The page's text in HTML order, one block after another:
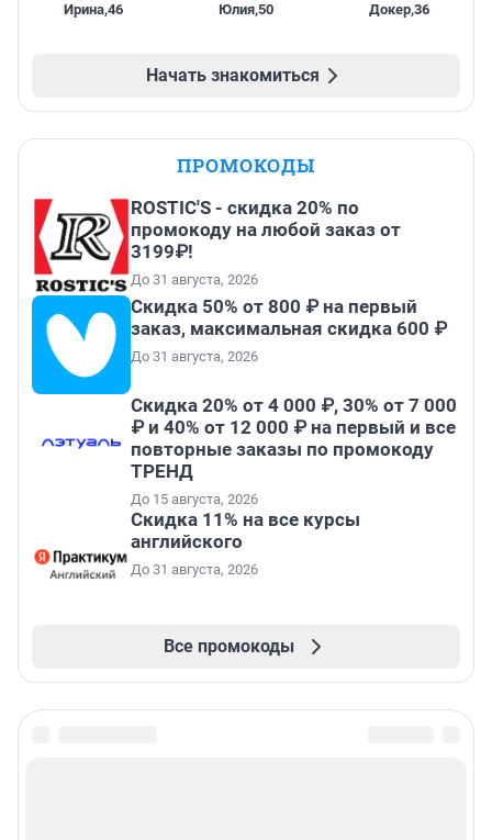
Ирина,46 Юлия,50 Докер,36
Начать знакомиться
ПРОМОКОДЫ
ROSTIC'S - скидка 20% по
промокоду на любой заказ от
3199₽!
До 31 августа, 2026
Скидка 50% от 800 ₽ на первый
заказ, максимальная скидка 600 ₽
До 31 августа, 2026
Скидка 20% от 4 000 ₽, 30% от 7 000
₽ и 40% от 12 000 ₽ на первый и все
повторные заказы по промокоду
ТРЕНД
До 15 августа, 2026
Скидка 11% на все курсы
английского
До 31 августа, 2026
Все промокоды